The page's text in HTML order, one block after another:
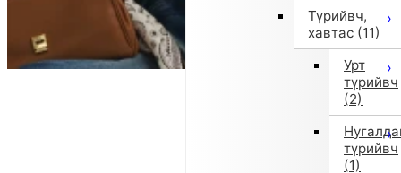
Түрийвч,
хавтас (11)
Урт
түрийвч
(2)
түрийвч
(1)